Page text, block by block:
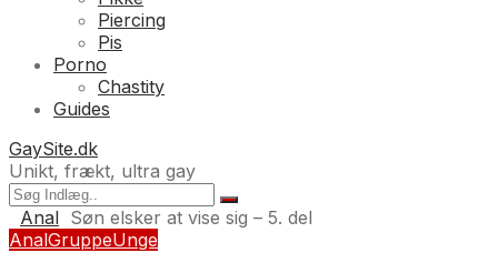
Piercing
Pis
Porno
Chastity
Guides
GaySite.dk
Unikt, frækt, ultra gay
Anal Søn elsker at vise sig – 5. del
AnalGruppeUnge